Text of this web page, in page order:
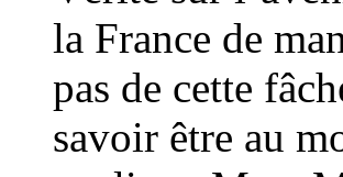
la France de
pas de cette
savoir être au